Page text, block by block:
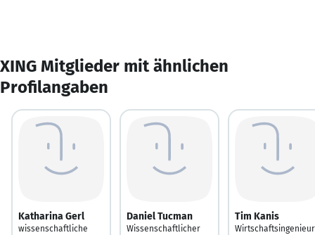
XING Mitglieder mit ähnlichen
Profilangaben
Katharina Gerl
wissenschaftliche
Daniel Tucman
Wissenschaftlicher
Tim Kanis
Wirtschaftsingenieur